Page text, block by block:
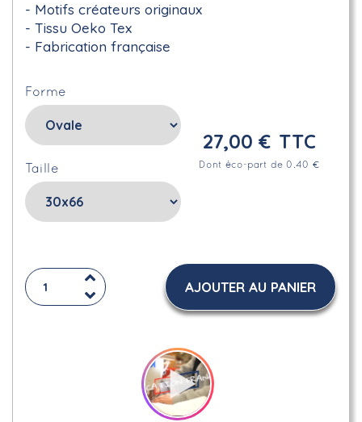
Motifs créateurs originaux
Tissu Oeko Tex
Fabrication française
Forme
Taille
27,00 € TTC
Dont éco-part de 0.40 €
AJOUTER AU PANIER